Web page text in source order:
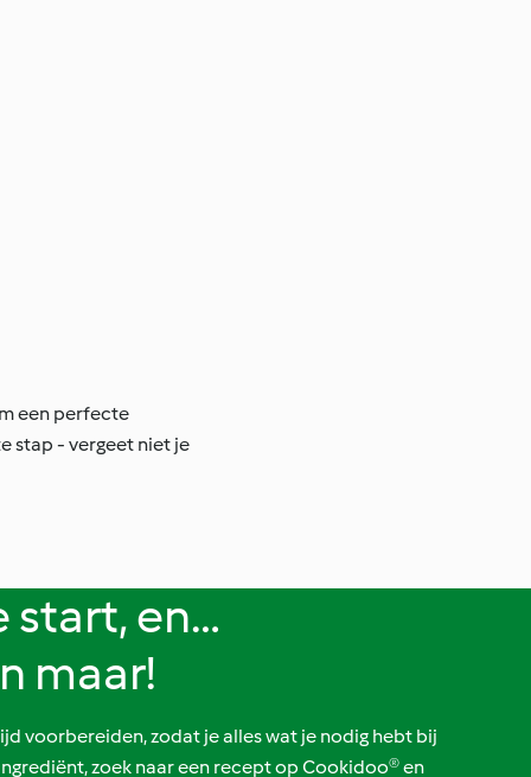
een perfecte
stap - vergeet niet je
start, en…
maar!
voorbereiden, zodat je alles wat je nodig hebt bij
zoek naar een recept op Cookidoo® en